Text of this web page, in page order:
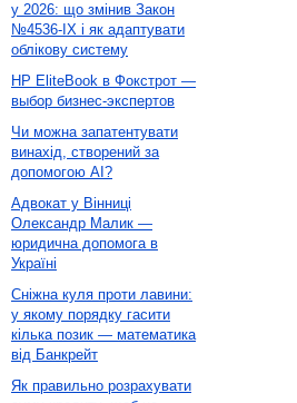
у 2026: що змінив Закон
№4536-IX і як адаптувати
облікову систему
HP EliteBook в Фокстрот —
выбор бизнес-экспертов
Чи можна запатентувати
винахід, створений за
допомогою AI?
Адвокат у Вінниці
Олександр Малик —
юридична допомога в
Україні
Сніжна куля проти лавини:
у якому порядку гасити
кілька позик — математика
від Банкрейт
Як правильно розрахувати